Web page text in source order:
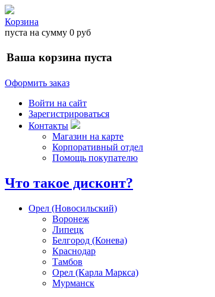
Корзина
пуста на сумму 0 руб
Ваша корзина пуста
Оформить заказ
Войти на сайт
Зарегистрироваться
Контакты
Магазин на карте
Корпоративный отдел
Помощь покупателю
Что такое дисконт?
Орел (Новосильский)
Воронеж
Липецк
Белгород (Конева)
Краснодар
Тамбов
Орел (Карла Маркса)
Мурманск